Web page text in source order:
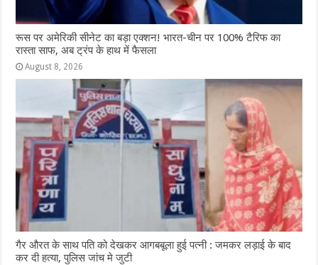
रूस पर अमेरिकी सीनेट का बड़ा एक्शन! भारत-चीन पर 100% टैरिफ का
रास्ता साफ, अब ट्रंप के हाथ में फैसला
August 8, 2026
गैर औरत के साथ पति को देखकर आगबबूला हुई पत्नी : जमकर लड़ाई के बाद
कर दी हत्या, पुलिस जांच मे जुटी